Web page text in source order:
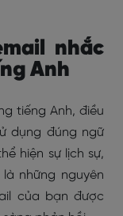
nhắc
Anh
tiếng Anh, điều
dụng đúng ngữ
hiện sự lịch sự,
những nguyên
của bạn được